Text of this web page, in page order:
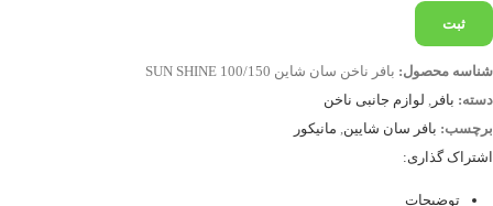
ثبت
شناسه محصول: بافر ناخن سان شاین SUN SHINE 100/150
دسته: بافر , لوازم جانبی ناخن
برچسب: بافر سان شایین, مانیکور
اشتراک گذاری:
توضیحات